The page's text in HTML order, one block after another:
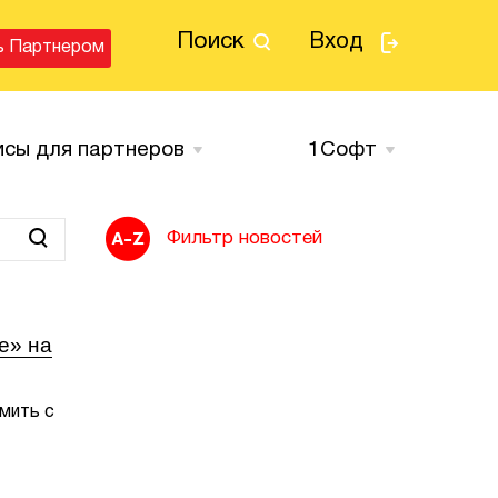
Поиск Вход
Партнером
для партнеров 1Cофт
Фильтр новостей
на
с